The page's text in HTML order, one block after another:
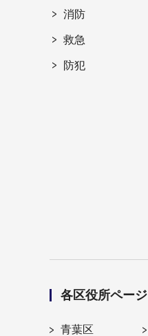
消防
救急
防犯
各区役所ページ
青葉区